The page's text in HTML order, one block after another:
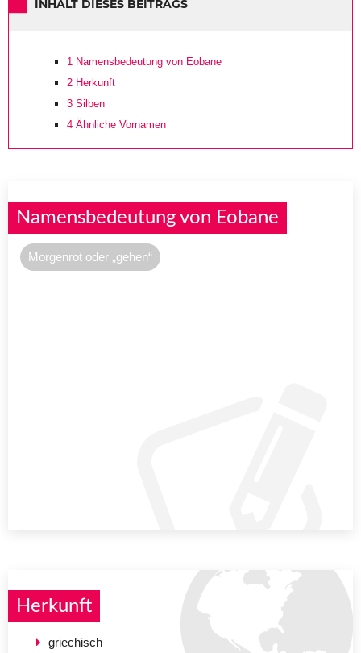
INHALT DIESES BEITRAGS
1 Namensbedeutung von Eobane
2 Herkunft
3 Silben
4 Ähnliche Vornamen
Namensbedeutung von Eobane
Morgenrot oder „gehen“
Herkunft
griechisch